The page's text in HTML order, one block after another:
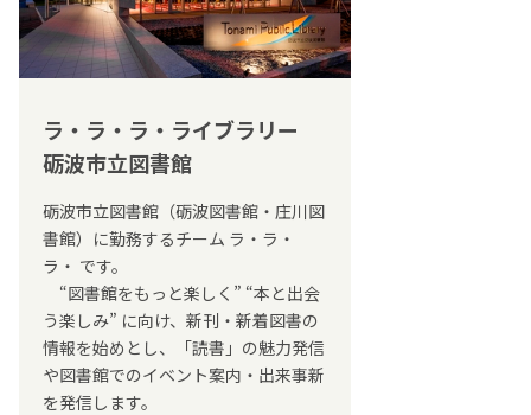
ラ・ラ・ラ・ライブラリー
砺波市立図書館
砺波市立図書館（砺波図書館・庄川図
書館）に勤務するチーム ラ・ラ・
ラ・ です。
“図書館をもっと楽しく” “本と出会
う楽しみ” に向け、新刊・新着図書の
情報を始めとし、「読書」の魅力発信
や図書館でのイベント案内・出来事新
を発信します。